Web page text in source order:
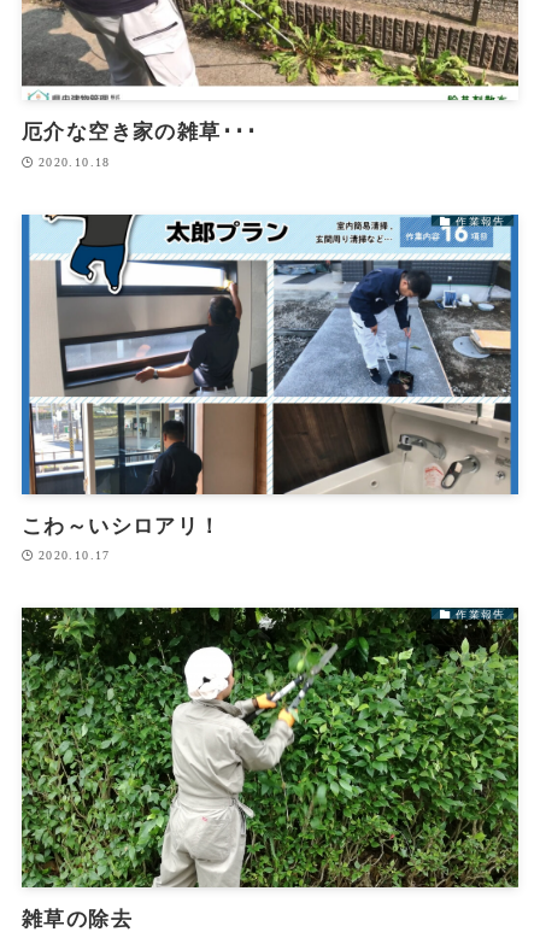
厄介な空き家の雑草･･･
2020.10.18
作業報告
こわ～いシロアリ！
2020.10.17
作業報告
雑草の除去